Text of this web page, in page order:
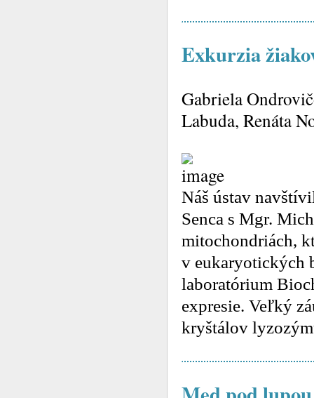
Exkurzia
Gabriela
Labuda, Renáta
Náš ústav
Senca s Mgr.
mitochondriách,
v eukaryotických
laboratórium
expresie. Veľký
kryštálov